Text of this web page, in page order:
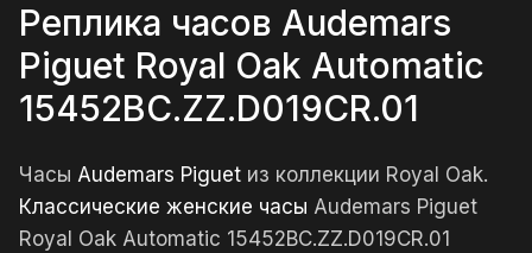
Реплика часов Audemars
Piguet Royal Oak Automatic
15452BC.ZZ.D019CR.01
Часы Audemars Piguet из коллекции Royal Oak.
Классические женские часы Audemars Piguet
Royal Oak Automatic 15452BC.ZZ.D019CR.01